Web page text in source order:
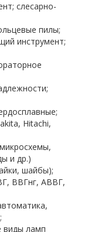
слесарно-
пилы;
инструмент;
Hitachi,
и др.)
шайбы);
ВВГнг, АВВГ,
виды ламп